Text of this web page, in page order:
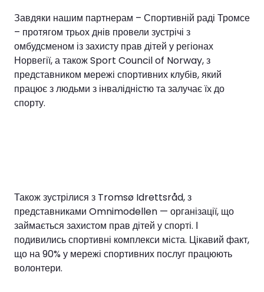
Завдяки нашим партнерам – Спортивній раді Тромсе
– протягом трьох днів провели зустрічі з
омбудсменом із захисту прав дітей у регіонах
Норвегії, а також Sport Council of Norway, з
представником мережі спортивних клубів, який
працює з людьми з інвалідністю та залучає їх до
спорту.
Також зустрілися з Tromsø Idrettsråd, з
представниками Omnimodellen — організації, що
займається захистом прав дітей у спорті. І
подивились спортивні комплекси міста. Цікавий факт,
що на 90% у мережі спортивних послуг працюють
волонтери.